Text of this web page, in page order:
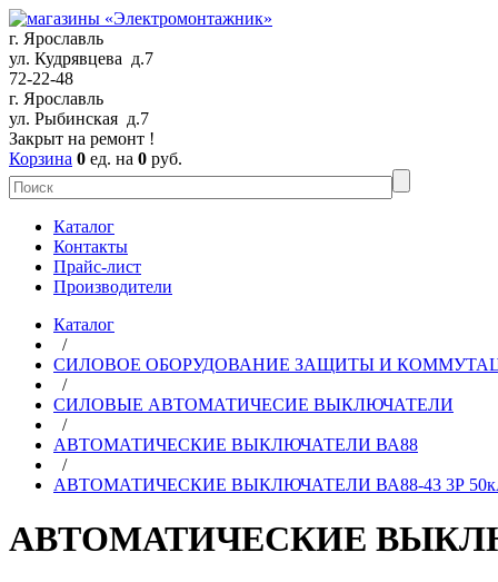
г. Ярославль
ул. Кудрявцева д.7
72-22-48
г. Ярославль
ул. Рыбинская д.7
Закрыт на ремонт !
Корзина 0 ед. на 0 руб.
Каталог
Контакты
Прайс-лист
Производители
Каталог
/
СИЛОВОЕ ОБОРУДОВАНИЕ ЗАЩИТЫ И
/
СИЛОВЫЕ АВТОМАТИЧЕСИЕ ВЫКЛЮЧАТЕЛИ
/
АВТОМАТИЧЕСКИЕ ВЫКЛЮЧАТЕЛИ ВА88
/
АВТОМАТИЧЕСКИЕ ВЫКЛЮЧАТЕЛИ ВА88-43 3Р
АВТОМАТИЧЕСКИЕ